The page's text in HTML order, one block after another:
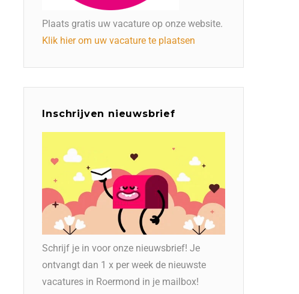
Plaats gratis uw vacature op onze website.
Klik hier om uw vacature te plaatsen
Inschrijven nieuwsbrief
Schrijf je in voor onze nieuwsbrief! Je
ontvangt dan 1 x per week de nieuwste
vacatures in Roermond in je mailbox!